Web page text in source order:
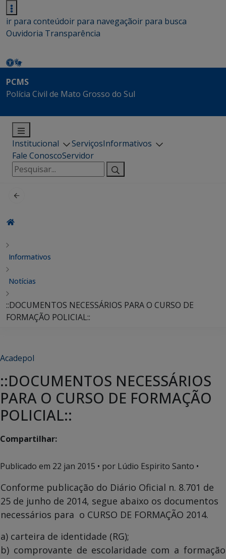
ir para conteúdoir para navegaçãoir para busca
Ouvidoria Transparência
PCMS
Polícia Civil de Mato Grosso do Sul
Institucional ServiçosInformativos
Fale ConoscoServidor
Pesquisar
por:
Informativos
Notícias
::DOCUMENTOS NECESSÁRIOS PARA O CURSO DE
FORMAÇÃO POLICIAL::
Acadepol
::DOCUMENTOS NECESSÁRIOS
PARA O CURSO DE FORMAÇÃO
POLICIAL::
Compartilhar:
Publicado em 22 jan 2015 • por Lúdio Espirito Santo •
Conforme publicação do Diário Oficial n. 8.701 de
25 de junho de 2014, segue abaixo os documentos
necessários para o CURSO DE FORMAÇÃO 2014.
a) carteira de identidade (RG);
b) comprovante de escolaridade com a formação